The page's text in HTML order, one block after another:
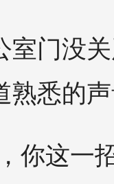
室门没
熟悉的
你这一